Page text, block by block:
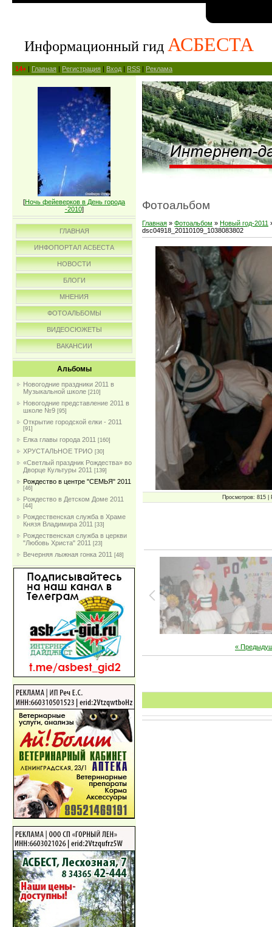
Информационный гид АСБЕСТА
14+ | Главная | Регистрация | Вход | RSS | Реклама
[Ночь фейеверков в День города
-2010]
ГЛАВНАЯ
ИНФОПОРТАЛ АСБЕСТА
НОВОСТИ
БЛОГИ
МНЕНИЯ
ФОТОАЛЬБОМЫ
ВИДЕОСЮЖЕТЫ
ВАКАНСИИ
Альбомы
Новогодние праздники 2011 в
Музыкальной школе [210]
Новогодние представление 2011 в
школе №9 [95]
Открытие городской елки - 2011
[91]
Елка главы города 2011 [160]
ХРУСТАЛЬНОЕ ТРИО [30]
«Светлый праздник Рождества» во
Дворце Культуры 2011 [139]
Рождество в центре "СЕМЬЯ" 2011
[46]
Рождество в Детском Доме 2011
[44]
Рождественская служба в Храме
Князя Владимира 2011 [33]
Рождественская служба в церкви
"Любовь Христа" 2011 [23]
Вечерняя лыжная гонка 2011 [48]
Фотоальбом
Главная » Фотоальбом » Новый год-2011
dsc04918_20110109_1038083802
Просмотров: 815 |
«